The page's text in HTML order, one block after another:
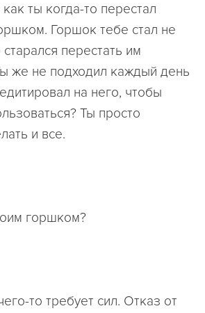
ты когда-то перестал
Горшок тебе стал не
перестать им
же не подходил каждый день
на него, чтобы
Ты просто
и все.
горшком?
то требует сил. Отказ от